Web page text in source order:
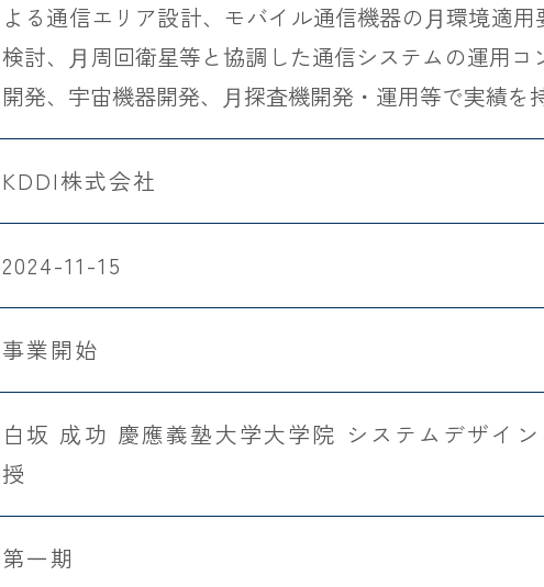
よる通信エリア設計、モバイル通信機器の⽉環境適
検討、⽉周回衛星等と協調した通信システムの運用
開発、宇宙機器開発、⽉探査機開発・運用等で実績を
KDDI株式会社
2024-11-15
事業開始
白坂 成功 慶應義塾大学大学院 システムデザイ
授
第一期